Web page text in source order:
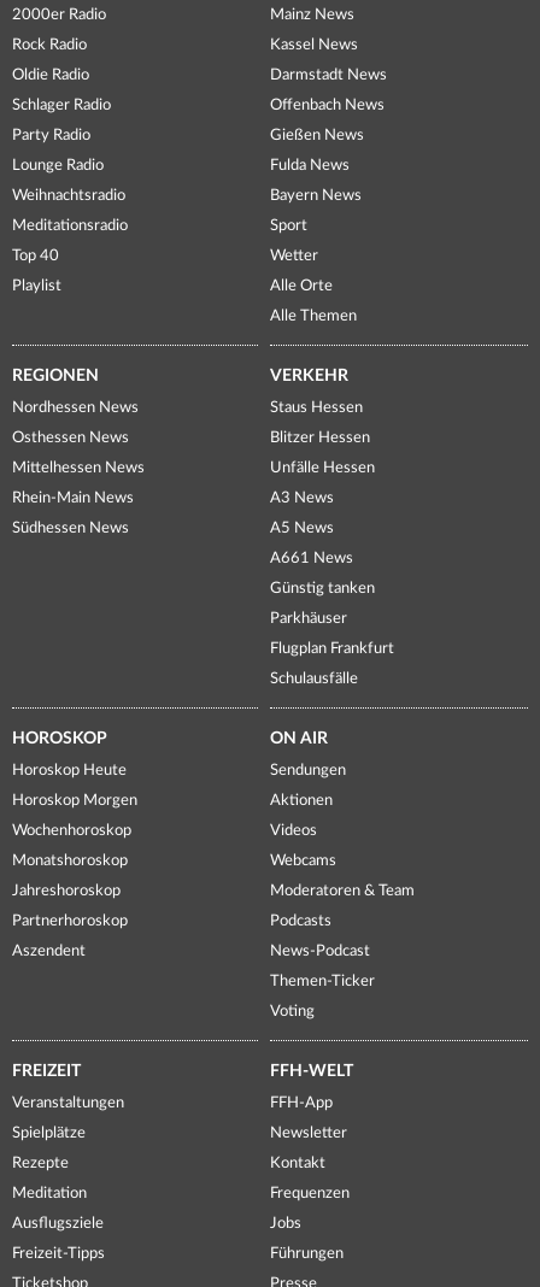
2000er Radio
Rock Radio
Oldie Radio
Schlager Radio
Party Radio
Lounge Radio
Weihnachtsradio
Meditationsradio
Top 40
Playlist
Mainz News
Kassel News
Darmstadt News
Offenbach News
Gießen News
Fulda News
Bayern News
Sport
Wetter
Alle Orte
Alle Themen
REGIONEN
Nordhessen News
Osthessen News
Mittelhessen News
Rhein-Main News
Südhessen News
VERKEHR
Staus Hessen
Blitzer Hessen
Unfälle Hessen
A3 News
A5 News
A661 News
Günstig tanken
Parkhäuser
Flugplan Frankfurt
Schulausfälle
HOROSKOP
Horoskop Heute
Horoskop Morgen
Wochenhoroskop
Monatshoroskop
Jahreshoroskop
Partnerhoroskop
Aszendent
ON AIR
Sendungen
Aktionen
Videos
Webcams
Moderatoren & Team
Podcasts
News-Podcast
Themen-Ticker
Voting
FREIZEIT
Veranstaltungen
Spielplätze
Rezepte
Meditation
Ausflugsziele
Freizeit-Tipps
Ticketshop
FFH-WELT
FFH-App
Newsletter
Kontakt
Frequenzen
Jobs
Führungen
Presse